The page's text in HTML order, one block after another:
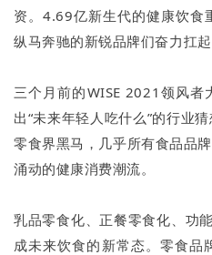
资。4.69亿新生代的健康饮食
纵马奔驰的新锐品牌们奋力扛起
三个月前的WISE 2021领风
出“未来年轻人吃什么”的行业
零食界黑马，几乎所有食品品
涌动的健康消费潮流。
乳品零食化、正餐零食化、功
成未来饮食的新常态。零食品